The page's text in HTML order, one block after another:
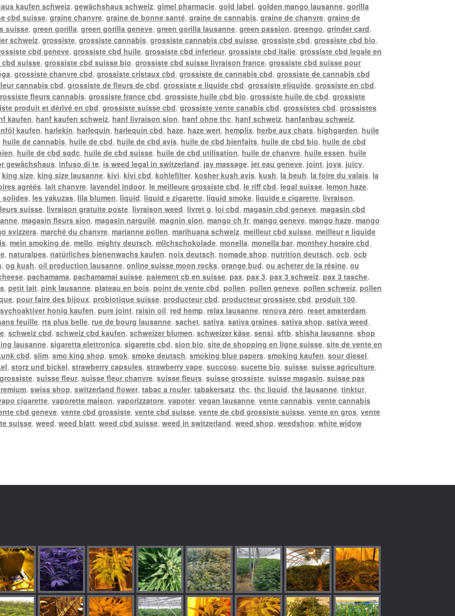
kaufen schweiz,gewächshaus schweiz,gimel pharmacie,gold label,golden mango lausanne,gorilla
cbd suisse,graine chanvre,graine de bonne santé,graine de cannabis,graine de chanvre,graine de
suisse,green gorilla,green gorilla geneve,green gorilla lausanne,green passion,greengo,grinder card,
schweiz,grossiste,grossiste cannabis,grossiste cannabis cbd suisse,grossiste cbd,grossiste cbd bio,
cbd geneve,grossiste cbd huile,grossiste cbd inferieur,grossiste cbd italie,grossiste cbd legale en
suisse,grossiste cbd suisse bio,grossiste cbd suisse livraison france,grossiste cbd suisse pour
,grossiste chanvre cbd,grossiste cristaux cbd,grossiste de cannabis cbd,grossiste de cannabis cbd
cannabis cbd,grossiste de fleurs de cbd,grossiste e liquide cbd,grossiste eliquide,grossiste en cbd,
fleurs cannabis,grossiste france cbd,grossiste huile cbd bio,grossiste huile de cbd,grossiste
produit et dérivé en cbd,grossiste suisse cbd,grossiste vente canabis cbd,grossistes cbd,grossistes
kaufen, hanf kaufen schweiz, hanf livraison sion, hanf ohne thc, hanf schweiz, hanfanbau schweiz,
kaufen, harlekin, harlequin, harlequin cbd, haze, haze wert, hemplix, herbe aux chats, highgarden, huile
huile de cannabis, huile de cbd, huile de cbd avis, huile de cbd bienfaits, huile de cbd bio, huile de cbd
, huile de cbd sqdc, huile de cbd suisse, huile de cbd utilisation, huile de chanvre, huile essen, huile
gewächshaus, infuso di te, is weed legal in switzerland, jay massage, jet eau geneve, joint, joya, juicy,
king size,king size lausanne,kivi,kivi cbd,kohlefilter,kosher kush avis,kush, la beuh, la foire du valais, la
agréés, lait chanvre, lavendel indoor, le meilleure grossiste cbd, le riff cbd, legal suisse, lemon haze,
solides, les yakuzas, lila blumen, liquid, liquid e zigarette, liquid smoke, liquide e cigarette, livraison,
suisse, livraison gratuite poste, livraison weed, livret g, loi cbd,magasin cbd geneve,magasin cbd
,magasin fleurs sion,magasin narguilé,magnin sion,mango ch fr,mango geneve,mango haze,mango
svizzera,marché du chanvre,marianne pollen,marihuana schweiz,meilleur cbd suisse,meilleur e liquide
,mein smoking de,mello,mighty deutsch,milchschokolade,monella,monella bar,monthey horaire cbd,
, naturalpes, natürliches bienenwachs kaufen, noix deutsch, nomade shop, nutrition deutsch,ocb,ocb
,og kush,oil production lausanne,online suisse moon rocks,orange bud,ou acheter de la résine,ou
,pachamama,pachamamai suisse,paiement cb en suisse,pax,pax 3,pax 3 schweiz,pax 3 tasche,
,petit lait,pink lausanne,plateau en bois,point de vente cbd,pollen,pollen geneve,pollen schweiz,pollen
,pour faire des bijoux,probiotique suisse,producteur cbd,producteur grossiste cbd,produit 100,
honig kaufen,pure joint, raisin oil, red hemp, relax lausanne, renova zero, reset amsterdam,
feuille, rts plus belle, rue de bourg lausanne,sachet,sativa,sativa graines,sativa shop,sativa weed,
,schweiz cbd,schweiz cbd kaufen,schweizer blumen,schweizer käse,sensi,sftb,shisha lausanne,shop
lausanne,sigaretta elettronica,sigarette cbd,sion bio,site de shopping en ligne suisse,site de vente en
cbd,slim,smo king shop,smok,smoke deutsch,smoking blue papers,smoking kaufen,sour diesel,
,storz und bickel,strawberry capsules,strawberry vape,succoso,sucette bio,suisse,suisse agriculture,
,suisse fleur,suisse fleur chanvre,suisse fleurs,suisse grossiste,suisse magasin,suisse pas
,swiss shop,switzerland flower,tabac a rouler,tabakersatz,thc,thc liquid,thé lausanne,tinktur,
cigarette,vaporette maison,vaporizzatore,vapoter,vegan lausanne,vente cannabis,vente cannabis
cbd geneve,vente cbd grossiste,vente cbd suisse,vente de cbd grossiste suisse,vente en gros,vente
suisse,weed,weed blatt,weed cbd suisse,weed in switzerland,weed shop,weedshop,white widow